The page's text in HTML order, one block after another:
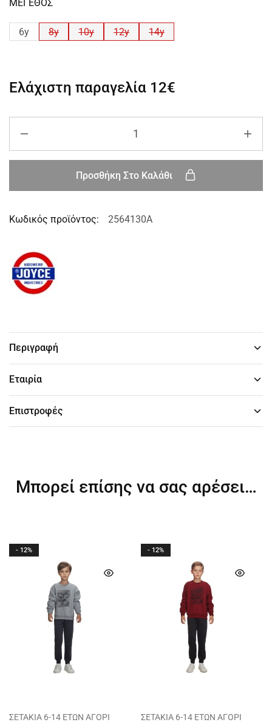
ΜΕΓΕΘΟΣ
6y 8y 10y 12y 14y
Ελάχιστη παραγελία 12€
Προσθήκη Στο Καλάθι
Κωδικός προϊόντος: 2564130A
Περιγραφή
Εταιρία
Επιστροφές
Μπορεί επίσης να σας αρέσει…
- 12%
ΣΕΤΑΚΙΑ 6-14 ΕΤΩΝ ΑΓΟΡΙ
- 12%
ΣΕΤΑΚΙΑ 6-14 ΕΤΩΝ ΑΓΟΡΙ